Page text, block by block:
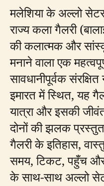
मलेशिया के अल्लो
राज्य कला गैलरी
की कलात्मक और
मनाने वाला एक
सावधानीपूर्वक
इमारत में स्थित, यह
यात्रा और इसकी
दोनों की झलक प्रस्तुत
गैलरी के इतिहास,
समय, टिकट, पहुँच और
के साथ-साथ अल्लो